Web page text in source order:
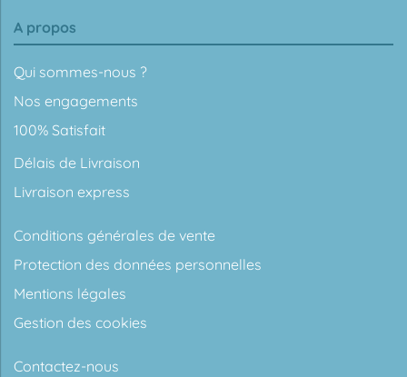
A propos
Qui sommes-nous ?
Nos engagements
100% Satisfait
Délais de Livraison
Livraison express
Conditions générales de vente
Protection des données personnelles
Mentions légales
Gestion des cookies
Contactez-nous